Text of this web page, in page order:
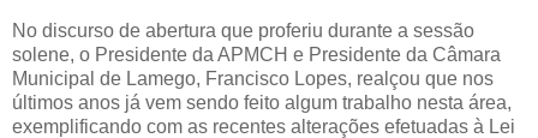
No discurso de abertura que proferiu durante a sessão
solene, o Presidente da APMCH e Presidente da Câmara
Municipal de Lamego, Francisco Lopes, realçou que nos
últimos anos já vem sendo feito algum trabalho nesta área,
exemplificando com as recentes alterações efetuadas à Lei